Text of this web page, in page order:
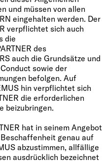
und müssen von allen
eingehalten werden. Der
verpflichtet sich auch
die
des
auch die Grundsätze und
sowie der
befolgen. Auf
hin verpflichtet sich
die erforderlichen
beizubringen.
hat in seinem Angebot
genau auf
abzustimmen, allfällige
ausdrücklich bezeichnet